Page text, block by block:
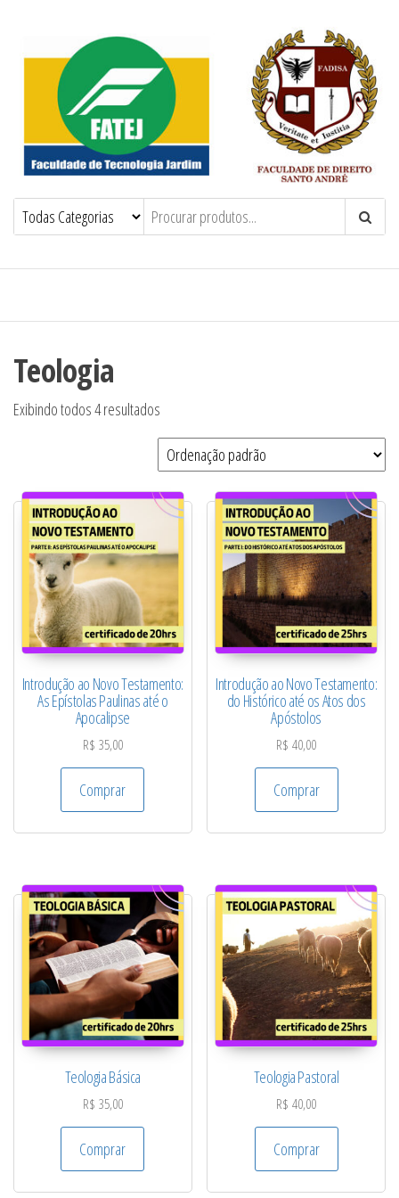
FATEJ FADISA
Teologia
Exibindo todos 4 resultados
Introdução ao Novo Testamento:
As Epístolas Paulinas até o
Apocalipse
R$ 35,00
Comprar
Introdução ao Novo Testamento:
do Histórico até os Atos dos
Apóstolos
R$ 40,00
Comprar
Teologia Básica
R$ 35,00
Comprar
Teologia Pastoral
R$ 40,00
Comprar